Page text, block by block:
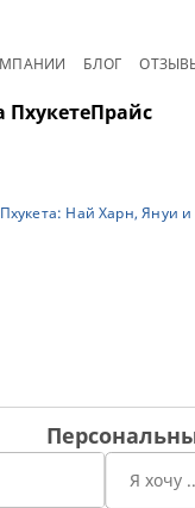
БЛОГ
ПхукетеПрайс
Най Харн, Януи и